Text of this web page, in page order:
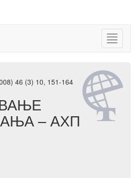
46 (3) 10, 151-164
– АХП